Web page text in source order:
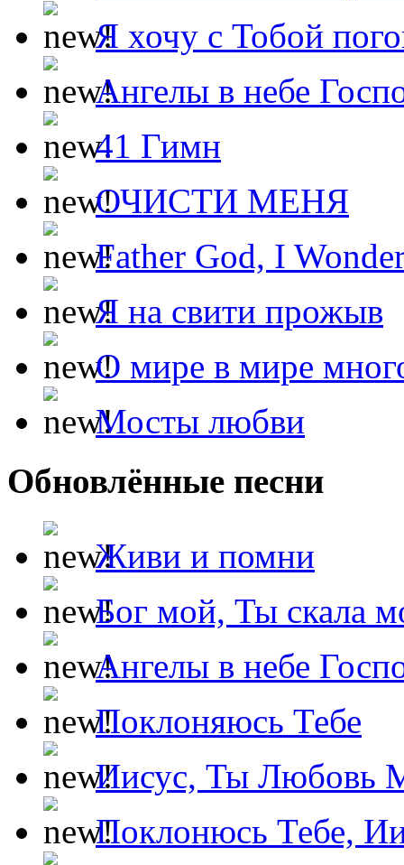
Я хочу с Тобой
Ангелы в небе
41 Гимн
ОЧИСТИ МЕНЯ
Father God, I
Я на свити прожыв
О мире в мире
Мосты любви
Обновлённые песни
Живи и помни
Бог мой, Ты скала
Ангелы в небе
Поклоняюсь Тебе
Иисус, Ты Любовь
Поклонюсь Тебе,